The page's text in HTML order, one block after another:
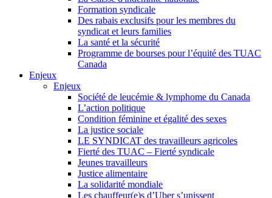
Formation syndicale
Des rabais exclusifs pour les membres du
syndicat et leurs families
La santé et la sécurité
Programme de bourses pour l’équité des TUAC
Canada
Enjeux
Enjeux
Société de leucémie & lymphome du Canada
L’action politique
Condition féminine et égalité des sexes
La justice sociale
LE SYNDICAT des travailleurs agricoles
Fierté des TUAC – Fierté syndicale
Jeunes travailleurs
Justice alimentaire
La solidarité mondiale
Les chauffeur(e)s d’Uber s’unissent